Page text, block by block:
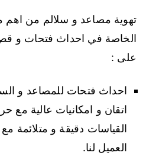
تهوية مصاعد و سلالم من اهم
الخاصة في احداث فتحات و
على :
احداث فتحات للمصاعد و
اتقان و امكانيات عالية
القياسات دقيقة و متلائمة
العميل لنا.